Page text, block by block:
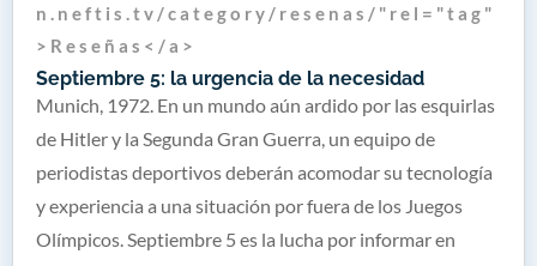
Septiembre 5: la urgencia de la necesidad
n . n e f t i s . t v / c a t e g o r y / r e s e n a s / " r e l = " t a g "
> R e s e ñ a s < / a >
Munich, 1972. En un mundo aún ardido por las esquirlas
de Hitler y la Segunda Gran Guerra, un equipo de
periodistas deportivos deberán acomodar su tecnología
y experiencia a una situación por fuera de los Juegos
Olímpicos. Septiembre 5 es la lucha por informar en